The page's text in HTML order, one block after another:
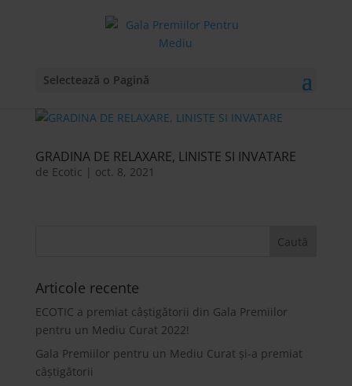
Selectează o Pagină
GRADINA DE RELAXARE, LINISTE SI INVATARE
de Ecotic | oct. 8, 2021
Articole recente
ECOTIC a premiat câștigătorii din Gala Premiilor
pentru un Mediu Curat 2022!
Gala Premiilor pentru un Mediu Curat și-a premiat
câștigătorii